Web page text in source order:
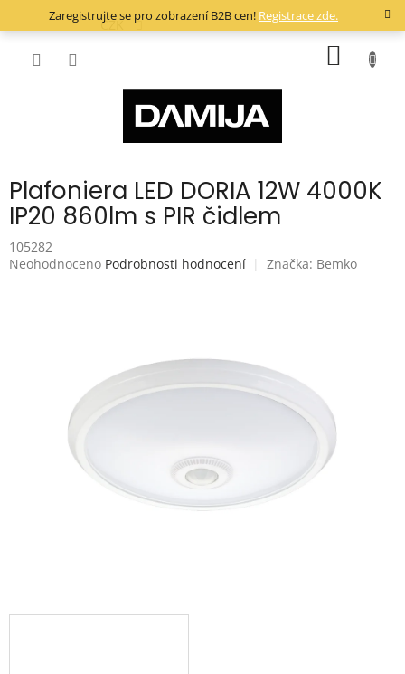
Zaregistrujte se pro zobrazení B2B cen! Registrace zde.
CZK
Plafoniera LED DORIA 12W 4000K
IP20 860lm s PIR čidlem
105282
Průměrné
Neohodnoceno Podrobnosti hodnocení Značka: Bemko